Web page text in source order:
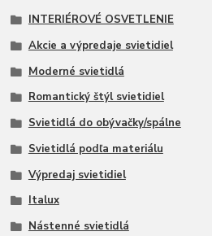
INTERIÉROVÉ OSVETLENIE
Akcie a výpredaje svietidiel
Moderné svietidlá
Romantický štýl svietidiel
Svietidlá do obývačky/spálne
Svietidlá podľa materiálu
Výpredaj svietidiel
Italux
Nástenné svietidlá